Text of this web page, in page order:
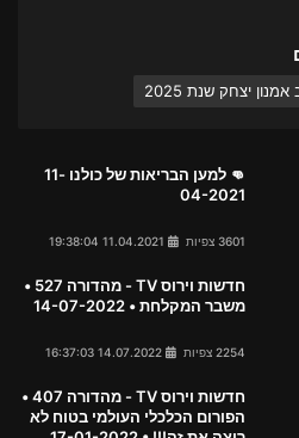
יצחק שנת 2025
👊 למען הבריאות של כולנו 11-
04-2021
3601 צפיות
חדשות וירוס TV - מהדורה 527 •
משבר המקלחת • 14-07-2022
2254 צפיות
חדשות וירוס TV - מהדורה 407 •
הפורום הכלכלי העולמי בטוח לא